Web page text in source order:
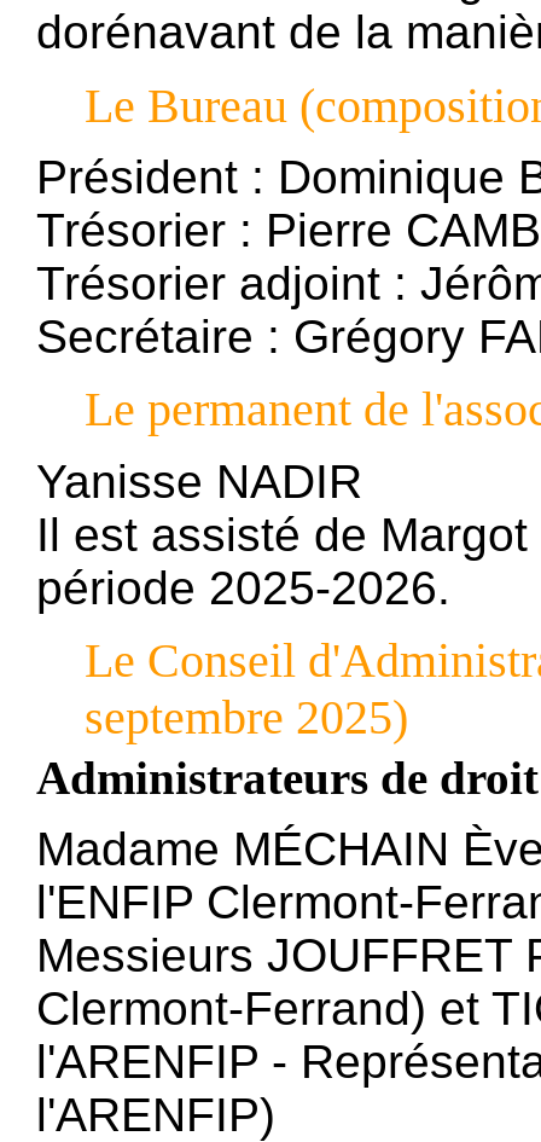
dorénavant de la
Le Bureau
Président : Dominique
Trésorier : Pierre
Trésorier adjoint :
Secrétaire : Grégory
Le permanent de
Yanisse NADIR
Il est assisté de
période 2025-2026.
Le Conseil
septembre 2025)
Administrateurs de droit
Madame MÉCHAIN
l'ENFIP Clermont-
Messieurs JOUFFRET
Clermont-Ferrand) et
l'ARENFIP -
l'ARENFIP)